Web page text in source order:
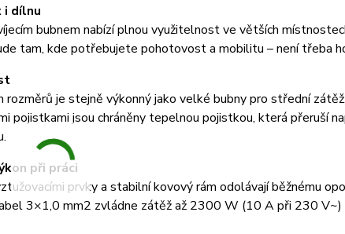
i dílnu
bubnem nabízí plnou využitelnost ve větších
tam, kde potřebujete pohotovost a mobilitu – není třeba
rozměrů je stejně výkonný jako velké bubny pro střední
pojistkami jsou chráněny tepelnou pojistkou, která přeruší
při práci
prvky a stabilní kovový rám odolávají běžnému
3×1,0 mm2 zvládne zátěž až 2300 W (10 A při 230 V~)